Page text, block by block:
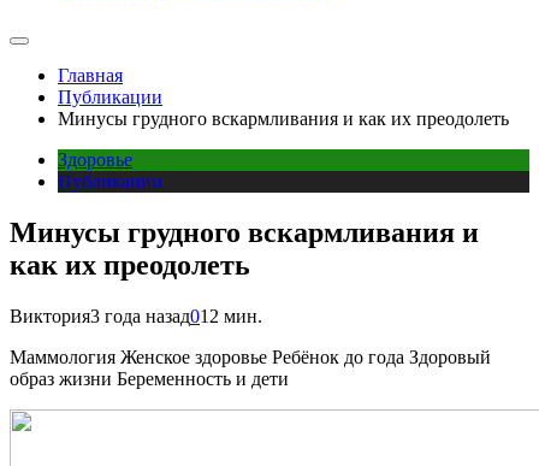
Главная
Публикации
Минусы грудного вскармливания и как их преодолеть
Здоровье
Публикации
Минусы грудного вскармливания и
как их преодолеть
Виктория3 года назад012 мин.
Маммология Женское здоровье Ребёнок до года Здоровый
образ жизни Беременность и дети